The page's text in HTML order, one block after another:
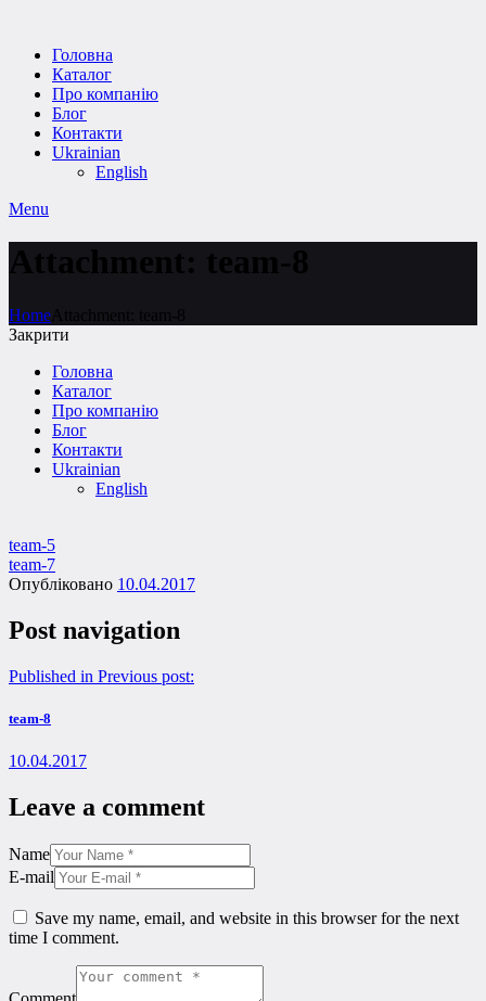
Головна
Каталог
Про компанію
Блог
Контакти
Ukrainian
English
Menu
Attachment: team-8
Home Attachment: team-8
Закрити
Головна
Каталог
Про компанію
Блог
Контакти
Ukrainian
English
team-5
team-7
Опубліковано 10.04.2017
Post navigation
Published in Previous post:
team-8
10.04.2017
Leave a comment
Name
E-mail
Save my name, email, and website in this browser for the next
time I comment.